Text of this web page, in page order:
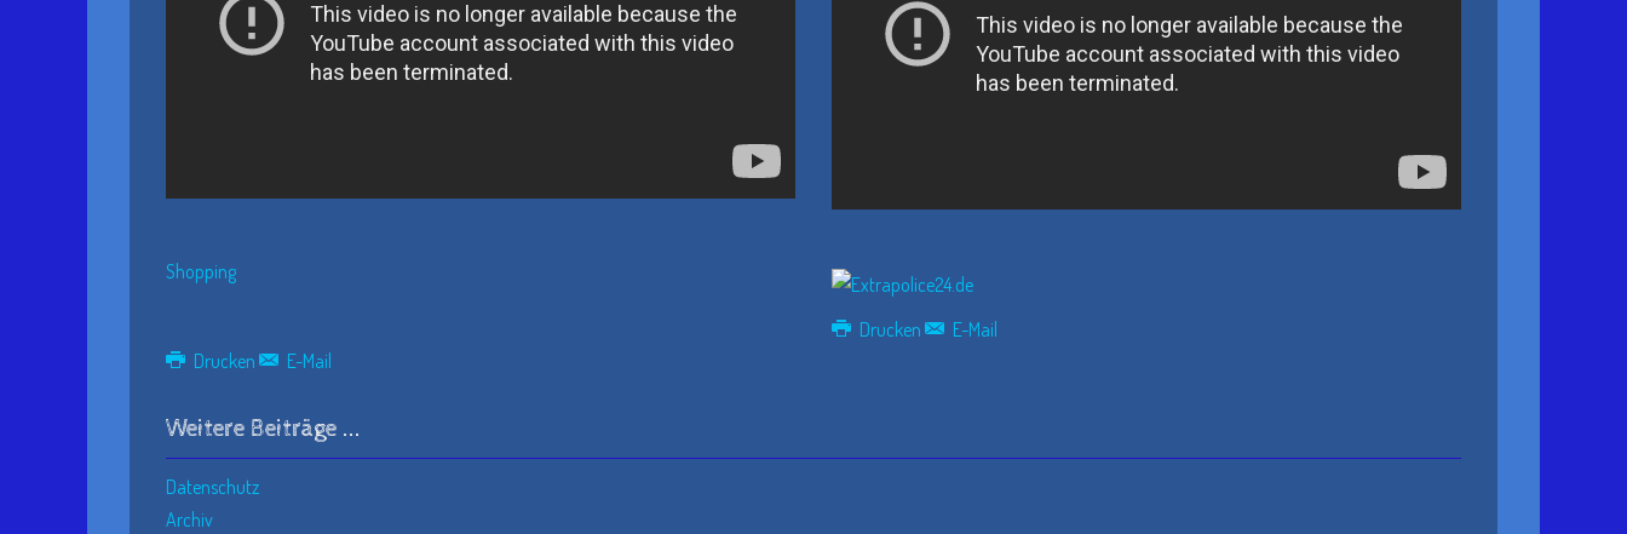
Shopping
Drucken E-Mail
Drucken E-Mail
Weitere Beiträge ...
Datenschutz
Archiv